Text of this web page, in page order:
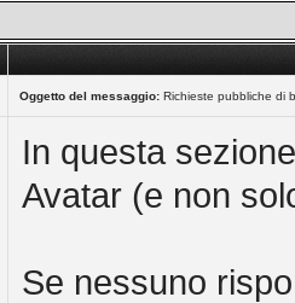
Oggetto del messaggio: Richieste pubbliche di
In questa
Avatar (e non
Se nessuno